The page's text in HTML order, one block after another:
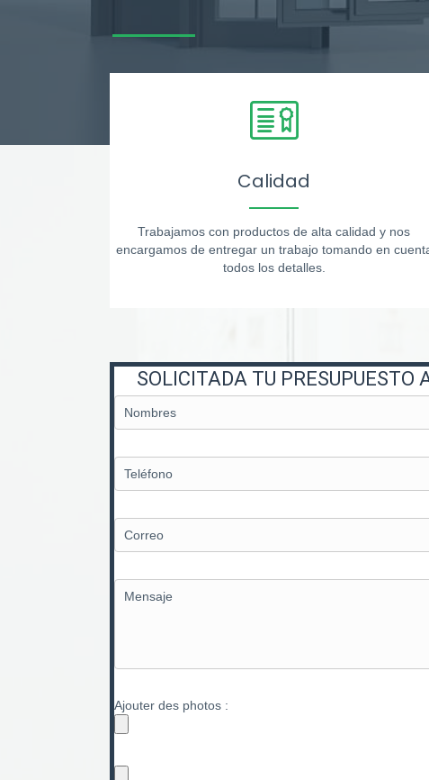
Calidad
Trabajamos con productos de alta calidad y nos
encargamos de entregar un trabajo tomando en
todos los detalles.
SOLICITADA TU PRESUPUESTO
Ajouter des photos :